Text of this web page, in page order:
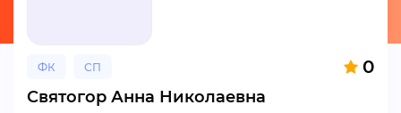
ФК СП 0
Святогор Анна Николаевна